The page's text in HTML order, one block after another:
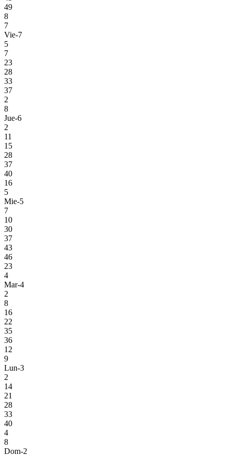
49
8
7
Vie-7
5
7
23
28
33
37
2
8
Jue-6
2
11
15
28
37
40
16
5
Mie-5
7
10
30
37
43
46
23
4
Mar-4
2
8
16
22
35
36
12
9
Lun-3
2
14
21
28
33
40
4
8
Dom-2